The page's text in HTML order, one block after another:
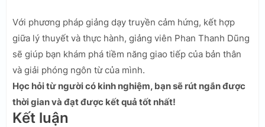
Với phương pháp giảng dạy truyền cảm hứng, kết hợp
giữa lý thuyết và thực hành, giảng viên Phan Thanh Dũng
sẽ giúp bạn khám phá tiềm năng giao tiếp của bản thân
và giải phóng ngôn từ của mình.
Học hỏi từ người có kinh nghiệm, bạn sẽ rút ngắn được
thời gian và đạt được kết quả tốt nhất!
Kết luận